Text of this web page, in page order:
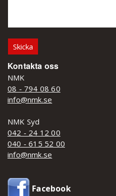
Kontakta oss
NMK
08 - 794 08 60
info@nmk.se
NMK Syd
042 - 24 12 00
040 - 615 52 00
info@nmk.se
Facebook